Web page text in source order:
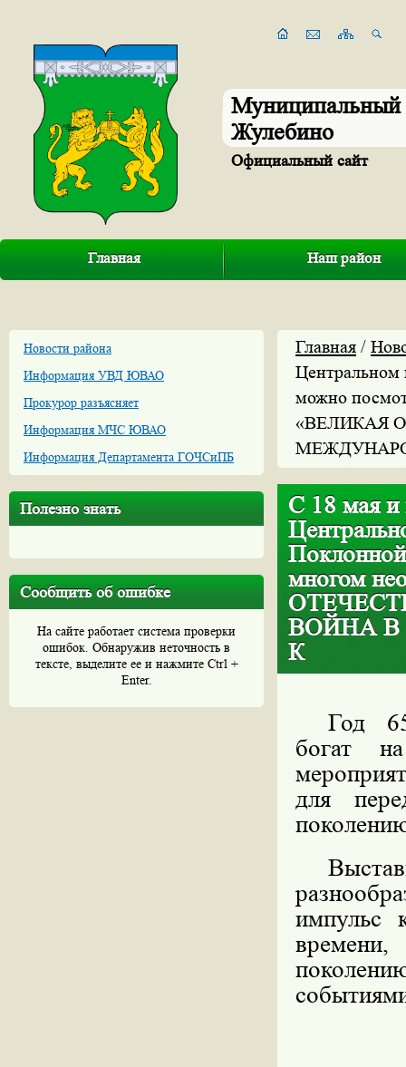
Муниципальный
Жулебино
Официальный сайт
Главная Наш район
Новости района
Информация УВД ЮВАО
Прокурор разъясняет
Информация МЧС ЮВАО
Информация Департамента ГОЧСиПБ
Полезно знать
Сообщить об ошибке
На сайте работает система проверки
ошибок. Обнаружив неточность в
тексте, выделите ее и нажмите Ctrl +
Enter.
Главная /
Центральном
можно
«ВЕЛИКАЯ
С 18 мая и
многом
ВОЙНА
К
Год
богат
для
импульс